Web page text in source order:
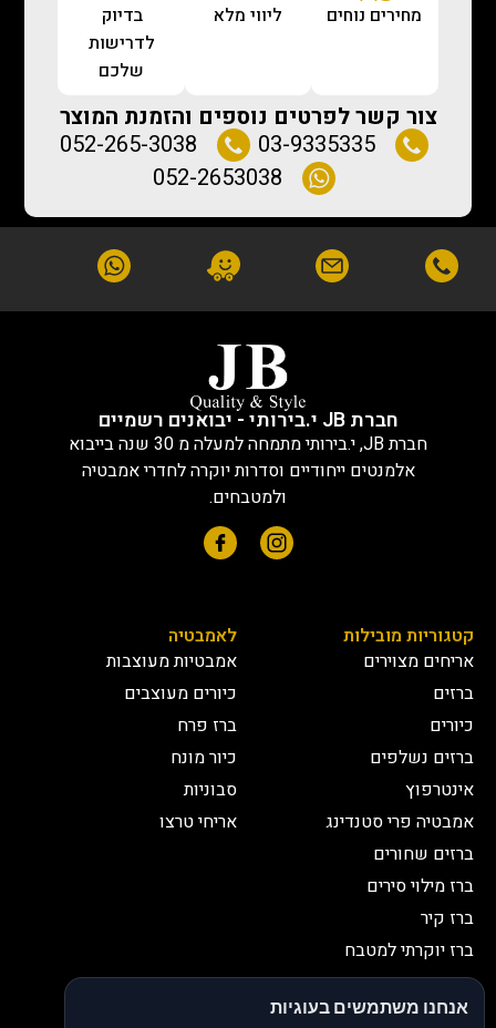
מחירים נוחים ליווי מלא
בדיוק
לדרישות
שלכם
צור קשר לפרטים נוספים והזמנת המוצר
03-9335335
052-265-3038
052-2653038
חברת JB י.בירותי - יבואנים רשמיים
חברת JB, י.בירותי מתמחה למעלה מ 30 שנה בייבוא
אלמנטים ייחודיים וסדרות יוקרה לחדרי אמבטיה
ולמטבחים.
קטגוריות מובילות
אריחים מצוירים
ברזים
כיורים
ברזים נשלפים
אינטרפוץ
אמבטיה פרי סטנדינג
ברזים שחורים
ברז מילוי סירים
ברז קיר
ברז יוקרתי למטבח
לאמבטיה
אמבטיות מעוצבות
כיורים מעוצבים
ברז פרח
כיור מונח
סבוניות
אריחי טרצו
יצירת קשר
אנחנו משתמשים בעוגיות